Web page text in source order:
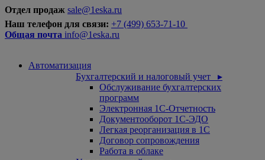
Отдел продаж sale@1eska.ru
Наш телефон для связи: +7 (499) 653-71-10
Общая почта info@1eska.ru
Автоматизация
Бухгалтерский и налоговый учет ▸
Обслуживание бухгалтерских
программ
Электронная 1С-Отчетность
Документооборот 1С-ЭДО
Легкая реорганизация в 1С
Договор сопровождения
Работа в облаке